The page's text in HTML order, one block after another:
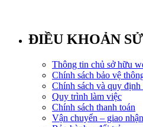
ĐIỀU KHOẢN
Thông tin chủ sở hữu
Chính sách bảo vệ
Chính sách và quy định
Quy trình làm việc
Chính sách thanh toán
Vận chuyển – giao nhận